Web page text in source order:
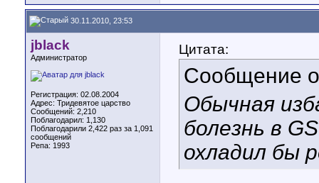
30.11.2010, 23:53
jblack
Администратор
Регистрация: 02.08.2004
Адрес: Тридевятое царство
Сообщений: 2,210
Поблагодарил: 1,130
Поблагодарили 2,422 раз за 1,091
сообщений
Репа: 1993
Цитата:
Сообщение
Обычная
болезнь в
охладил бы